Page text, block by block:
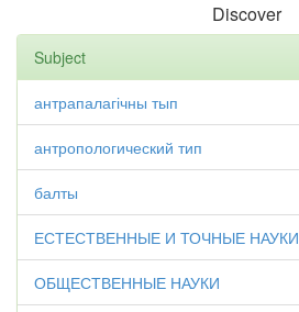
Discover
Subject
антрапалагічны тып
антропологический тип
балты
ЕСТЕСТВЕННЫЕ И ТОЧНЫЕ НАУКИ
ОБЩЕСТВЕННЫЕ НАУКИ